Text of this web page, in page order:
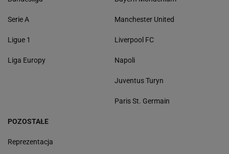
Serie A
Ligue 1
Liga Europy
Manchester United
Liverpool FC
Napoli
Juventus Turyn
Paris St. Germain
POZOSTAŁE
Reprezentacja